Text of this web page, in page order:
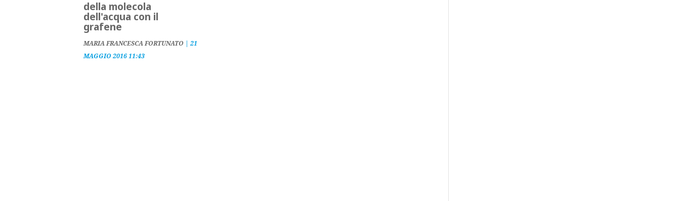
della molecola
dell'acqua con il
grafene
MARIA FRANCESCA FORTUNATO | 21
MAGGIO 2016 11:43